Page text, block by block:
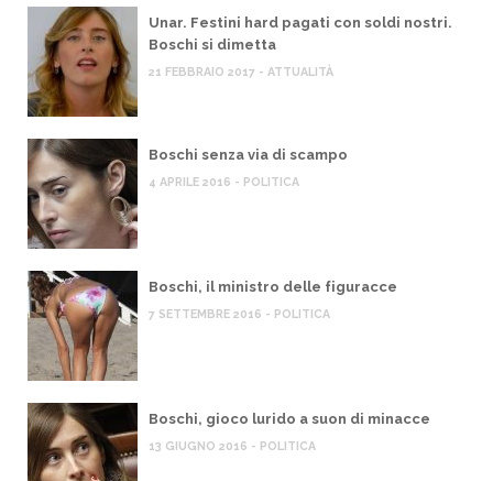
Unar. Festini hard pagati con soldi nostri.
Boschi si dimetta
21 FEBBRAIO 2017 - ATTUALITÀ
Boschi senza via di scampo
4 APRILE 2016 - POLITICA
Boschi, il ministro delle figuracce
7 SETTEMBRE 2016 - POLITICA
Boschi, gioco lurido a suon di minacce
13 GIUGNO 2016 - POLITICA